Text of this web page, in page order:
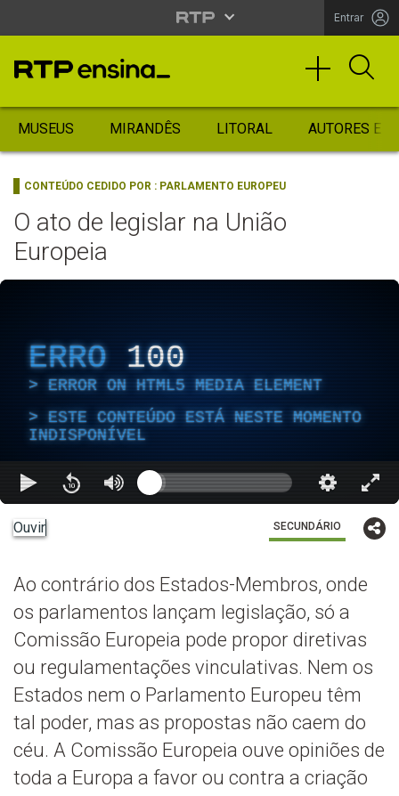
Entrar
MUSEUS MIRANDÊS LITORAL AUTORES
CONTEÚDO CEDIDO POR : PARLAMENTO EUROPEU
O ato de legislar na União
Europeia
ERRO 100
ERROR ON HTML5 MEDIA ELEMENT
ESTE CONTEÚDO ESTÁ NESTE MOMENTO
INDISPONÍVEL
Ouvir SECUNDÁRIO
Ao contrário dos Estados-Membros, onde
os parlamentos lançam legislação, só a
Comissão Europeia pode propor diretivas
ou regulamentações vinculativas. Nem os
Estados nem o Parlamento Europeu têm
tal poder, mas as propostas não caem do
céu. A Comissão Europeia ouve opiniões de
toda a Europa a favor ou contra a criação